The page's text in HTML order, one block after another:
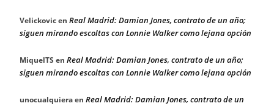
Velickovicen Real Madrid: Damian Jones, contrato de un año;
siguen mirando escoltas con Lonnie Walker como lejana opción
MiquelTS en Real Madrid: Damian Jones, contrato de un año;
siguen mirando escoltas con Lonnie Walker como lejana opción
unocualquieraen Real Madrid: Damian Jones, contrato de un